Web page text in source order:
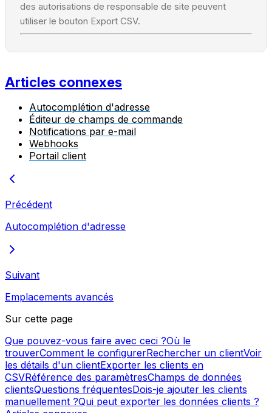
des autorisations de responsable de site peuvent
utiliser le bouton Export CSV.
Articles connexes
Autocomplétion d'adresse
Éditeur de champs de commande
Notifications par e-mail
Webhooks
Portail client
Précédent
Autocomplétion d'adresse
Suivant
Emplacements avancés
Sur cette page
Que pouvez-vous faire avec ceci ?Où le
trouverComment le configurerRechercher un clientVoir
les détails d'un clientExporter les clients en
CSVRéférence des paramètresChamps de données
clientsQuestions fréquentesDois-je ajouter les clients
manuellement ?Qui peut exporter les données clients ?